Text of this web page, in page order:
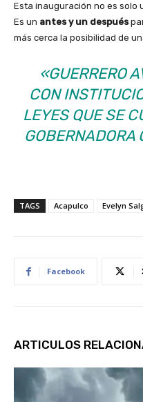
Esta inauguración no es solo
Es un antes y un después
más cerca la posibilidad de
«GUERRERO
CON
LEYES QUE SE
GOBERNADORA
TAGS Acapulco Evelyn
Facebook
ARTICULOS